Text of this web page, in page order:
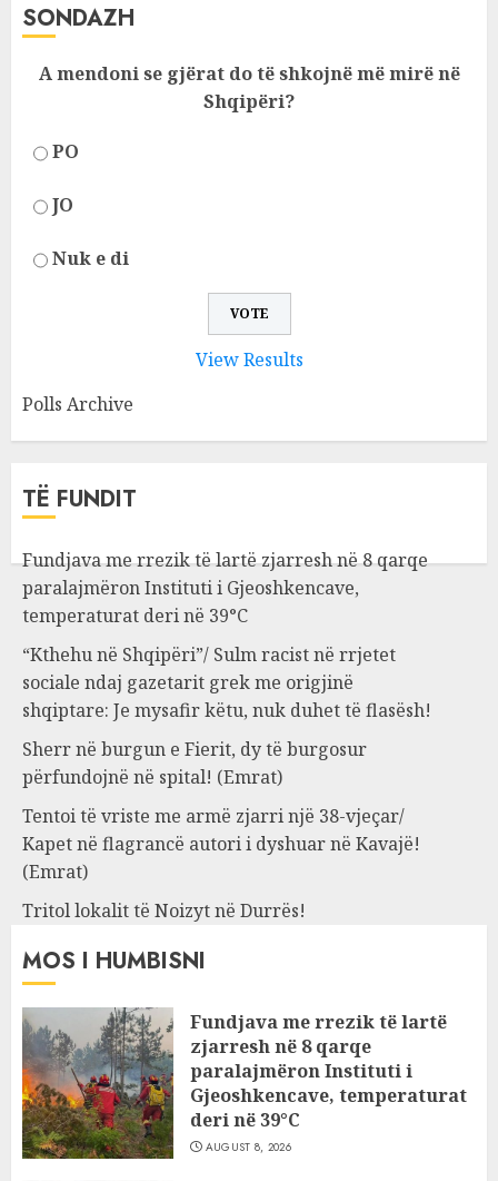
SONDAZH
A mendoni se gjërat do të shkojnë më mirë në
Shqipëri?
PO
JO
Nuk e di
View Results
Polls Archive
TË FUNDIT
Fundjava me rrezik të lartë zjarresh në 8 qarqe
paralajmëron Instituti i Gjeoshkencave,
temperaturat deri në 39°C
“Kthehu në Shqipëri”/ Sulm racist në rrjetet
sociale ndaj gazetarit grek me origjinë
shqiptare: Je mysafir këtu, nuk duhet të flasësh!
Sherr në burgun e Fierit, dy të burgosur
përfundojnë në spital! (Emrat)
Tentoi të vriste me armë zjarri një 38-vjeçar/
Kapet në flagrancë autori i dyshuar në Kavajë!
(Emrat)
Tritol lokalit të Noizyt në Durrës!
MOS I HUMBISNI
Fundjava me rrezik të lartë
zjarresh në 8 qarqe
paralajmëron Instituti i
Gjeoshkencave, temperaturat
deri në 39°C
AUGUST 8, 2026